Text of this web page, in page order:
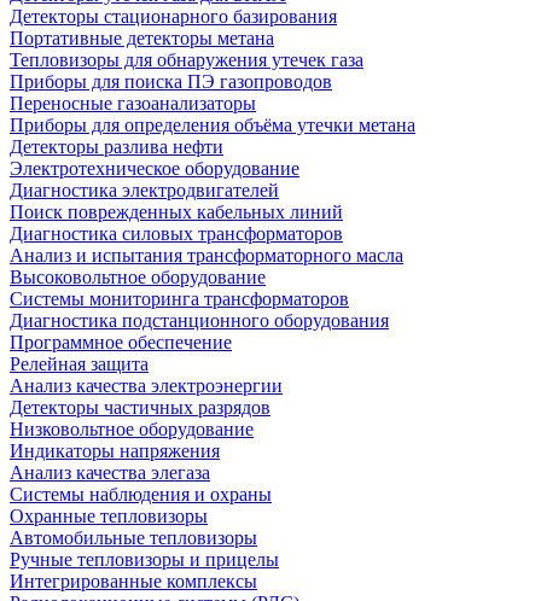
Детекторы стационарного базирования
Портативные детекторы метана
Тепловизоры для обнаружения утечек газа
Приборы для поиска ПЭ газопроводов
Переносные газоанализаторы
Приборы для определения объёма утечки метана
Детекторы разлива нефти
Электротехническое оборудование
Диагностика электродвигателей
Поиск поврежденных кабельных линий
Диагностика силовых трансформаторов
Анализ и испытания трансформаторного масла
Высоковольтное оборудование
Системы мониторинга трансформаторов
Диагностика подстанционного оборудования
Программное обеспечение
Релейная защита
Анализ качества электроэнергии
Детекторы частичных разрядов
Низковольтное оборудование
Индикаторы напряжения
Анализ качества элегаза
Системы наблюдения и охраны
Охранные тепловизоры
Автомобильные тепловизоры
Ручные тепловизоры и прицелы
Интегрированные комплексы